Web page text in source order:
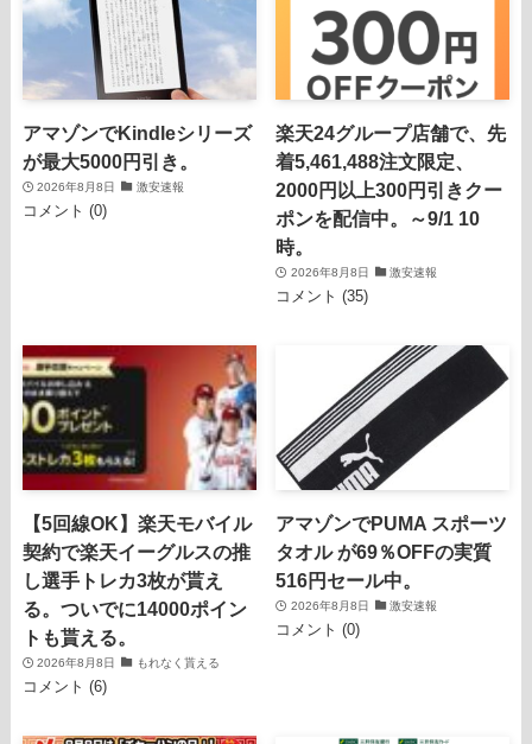
アマゾンでKindleシリーズ
が最大5000円引き。
2026年8月8日 激安速報
コメント (0)
楽天24グループ店舗で、先
着5,461,488注文限定、
2000円以上300円引きクー
ポンを配信中。～9/1 10
時。
2026年8月8日 激安速報
コメント (35)
【5回線OK】楽天モバイル
契約で楽天イーグルスの推
し選手トレカ3枚が貰え
る。ついでに14000ポイン
トも貰える。
2026年8月8日 もれなく貰える
コメント (6)
アマゾンでPUMA スポーツ
タオル が69％OFFの実質
516円セール中。
2026年8月8日 激安速報
コメント (0)